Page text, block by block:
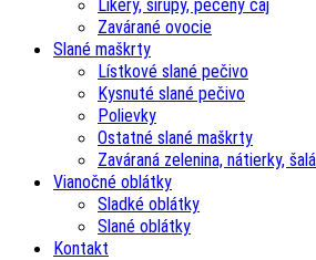
Likéry, sirupy, pečený čaj
Zavárané ovocie
Slané maškrty
Lístkové slané pečivo
Kysnuté slané pečivo
Polievky
Ostatné slané maškrty
Zaváraná zelenina, nátierky,
Vianočné oblátky
Sladké oblátky
Slané oblátky
Kontakt